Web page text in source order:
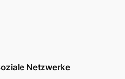
Netzwerke